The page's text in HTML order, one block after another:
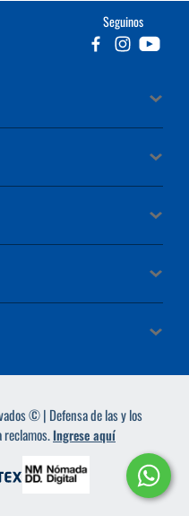
Seguinos
© | Defensa de las y los
reclamos.Ingrese aquí